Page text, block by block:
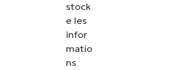
stock
e les
infor
matio
ns